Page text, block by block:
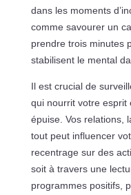
dans les moments
comme savourer un
prendre trois minutes
stabilisent le mental
Il est crucial de
qui nourrit votre
épuise. Vos relations,
tout peut influencer
recentrage sur des
soit à travers une
programmes positifs,